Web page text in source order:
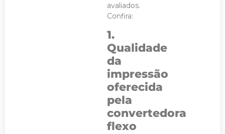
avaliados.
Confira:
1.
Qualidade
da
impressão
oferecida
pela
convertedora
flexo